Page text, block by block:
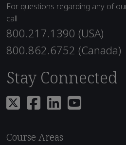
For questions regarding any of
call
800.217.1390 (USA)
800.862.6752 (Canada)
Stay Connected
Course Areas